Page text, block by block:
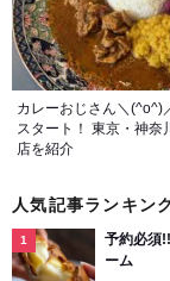
カレーおじさん＼(^o^)
スタート！ 東京・神奈
店を紹介
人気記事ランキン
予約必須
ーム